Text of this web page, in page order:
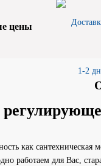
цены
как
работаем для Вас,